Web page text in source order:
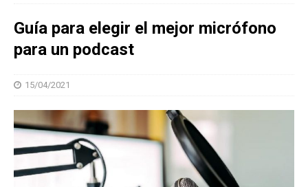
Guía para elegir el mejor micrófono
para un podcast
15/04/2021